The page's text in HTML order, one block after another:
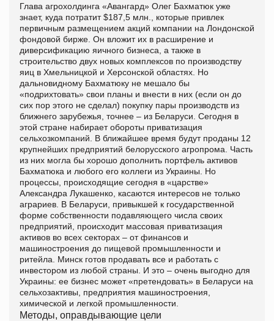
Глава агрохолдинга «Авангард» Олег Бахматюк уже
знает, куда потратит $187,5 млн., которые привлек
первичным размещением акций компании на Лондонской
фондовой бирже. Он вложит их в расширение и
диверсификацию яичного бизнеса, а также в
строительство двух новых комплексов по производству
яиц в Хмельницкой и Херсонской областях. Но
дальновидному Бахматюку не мешало бы
«подрихтовать» свои планы и внести в них (если он до
сих пор этого не сделал) покупку пары производств из
ближнего зарубежья, точнее – из Беларуси. Сегодня в
этой стране набирает обороты приватизация
сельхозкомпаний. В ближайшее время будут проданы 12
крупнейших предприятий белорусского агропрома. Часть
из них могла бы хорошо дополнить портфель активов
Бахматюка и любого его коллеги из Украины. Но
процессы, происходящие сегодня в «царстве»
Александра Лукашенко, касаются интересов не только
аграриев. В Беларуси, привыкшей к государственной
форме собственности подавляющего числа своих
предприятий, происходит массовая приватизация
активов во всех секторах – от финансов и
машиностроения до пищевой промышленности и
ритейла. Минск готов продавать все и работать с
инвестором из любой страны. И это – очень выгодно для
Украины: ее бизнес может «претендовать» в Беларуси на
сельхозактивы, предприятия машиностроения,
химической и легкой промышленности.
Методы, оправдывающие цели